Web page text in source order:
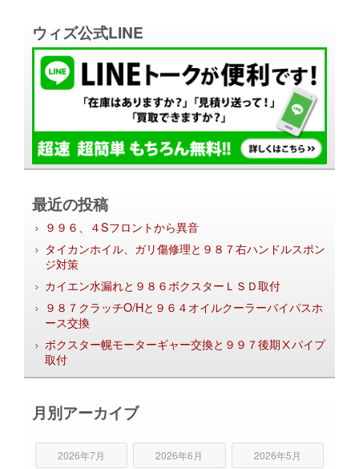
ウィズ公式LINE
最近の投稿
９９６、４Sフロントから異音
タイカンホイル、ガリ傷修理と９８７右ハンドルスポン
ジ対策
カイエン水漏れと９８６ボクスターＬＳＤ取付
９８７クラッチO/Hと９６４オイルクーラーバイパスホ
ース交換
ボクスター幌モーターギャー交換と９９７後期Ⅹパイプ
取付
月別アーカイブ
2026年7月 2026年6月 2026年5月